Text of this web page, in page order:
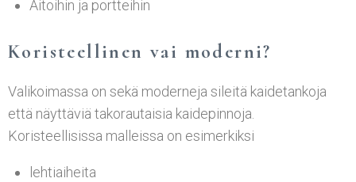
Aitoihin ja portteihin
Koristeellinen vai moderni?
Valikoimassa on sekä moderneja sileitä kaidetankoja
että näyttäviä takorautaisia kaidepinnoja.
Koristeellisissa malleissa on esimerkiksi
lehtiaiheita